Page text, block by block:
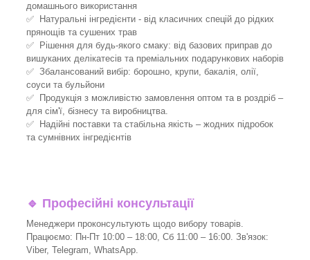
домашнього використання
✅ Натуральні інгредієнти - від класичних спецій до рідких
прянощів та сушених трав
✅ Рішення для будь-якого смаку: від базових приправ до
вишуканих делікатесів та преміальних подарункових наборів
✅ Збалансований вибір: борошно, крупи, бакалія, олії,
соуси та бульйони
✅ Продукція з можливістю замовлення оптом та в роздріб –
для сім'ї, бізнесу та виробництва.
✅ Надійні поставки та стабільна якість – жодних підробок
та сумнівних інгредієнтів
🔹 Професійні консультації
Менеджери проконсультують щодо вибору товарів.
Працюємо: Пн-Пт 10:00 – 18:00, Сб 11:00 – 16:00. Зв'язок:
Viber, Telegram, WhatsApp.